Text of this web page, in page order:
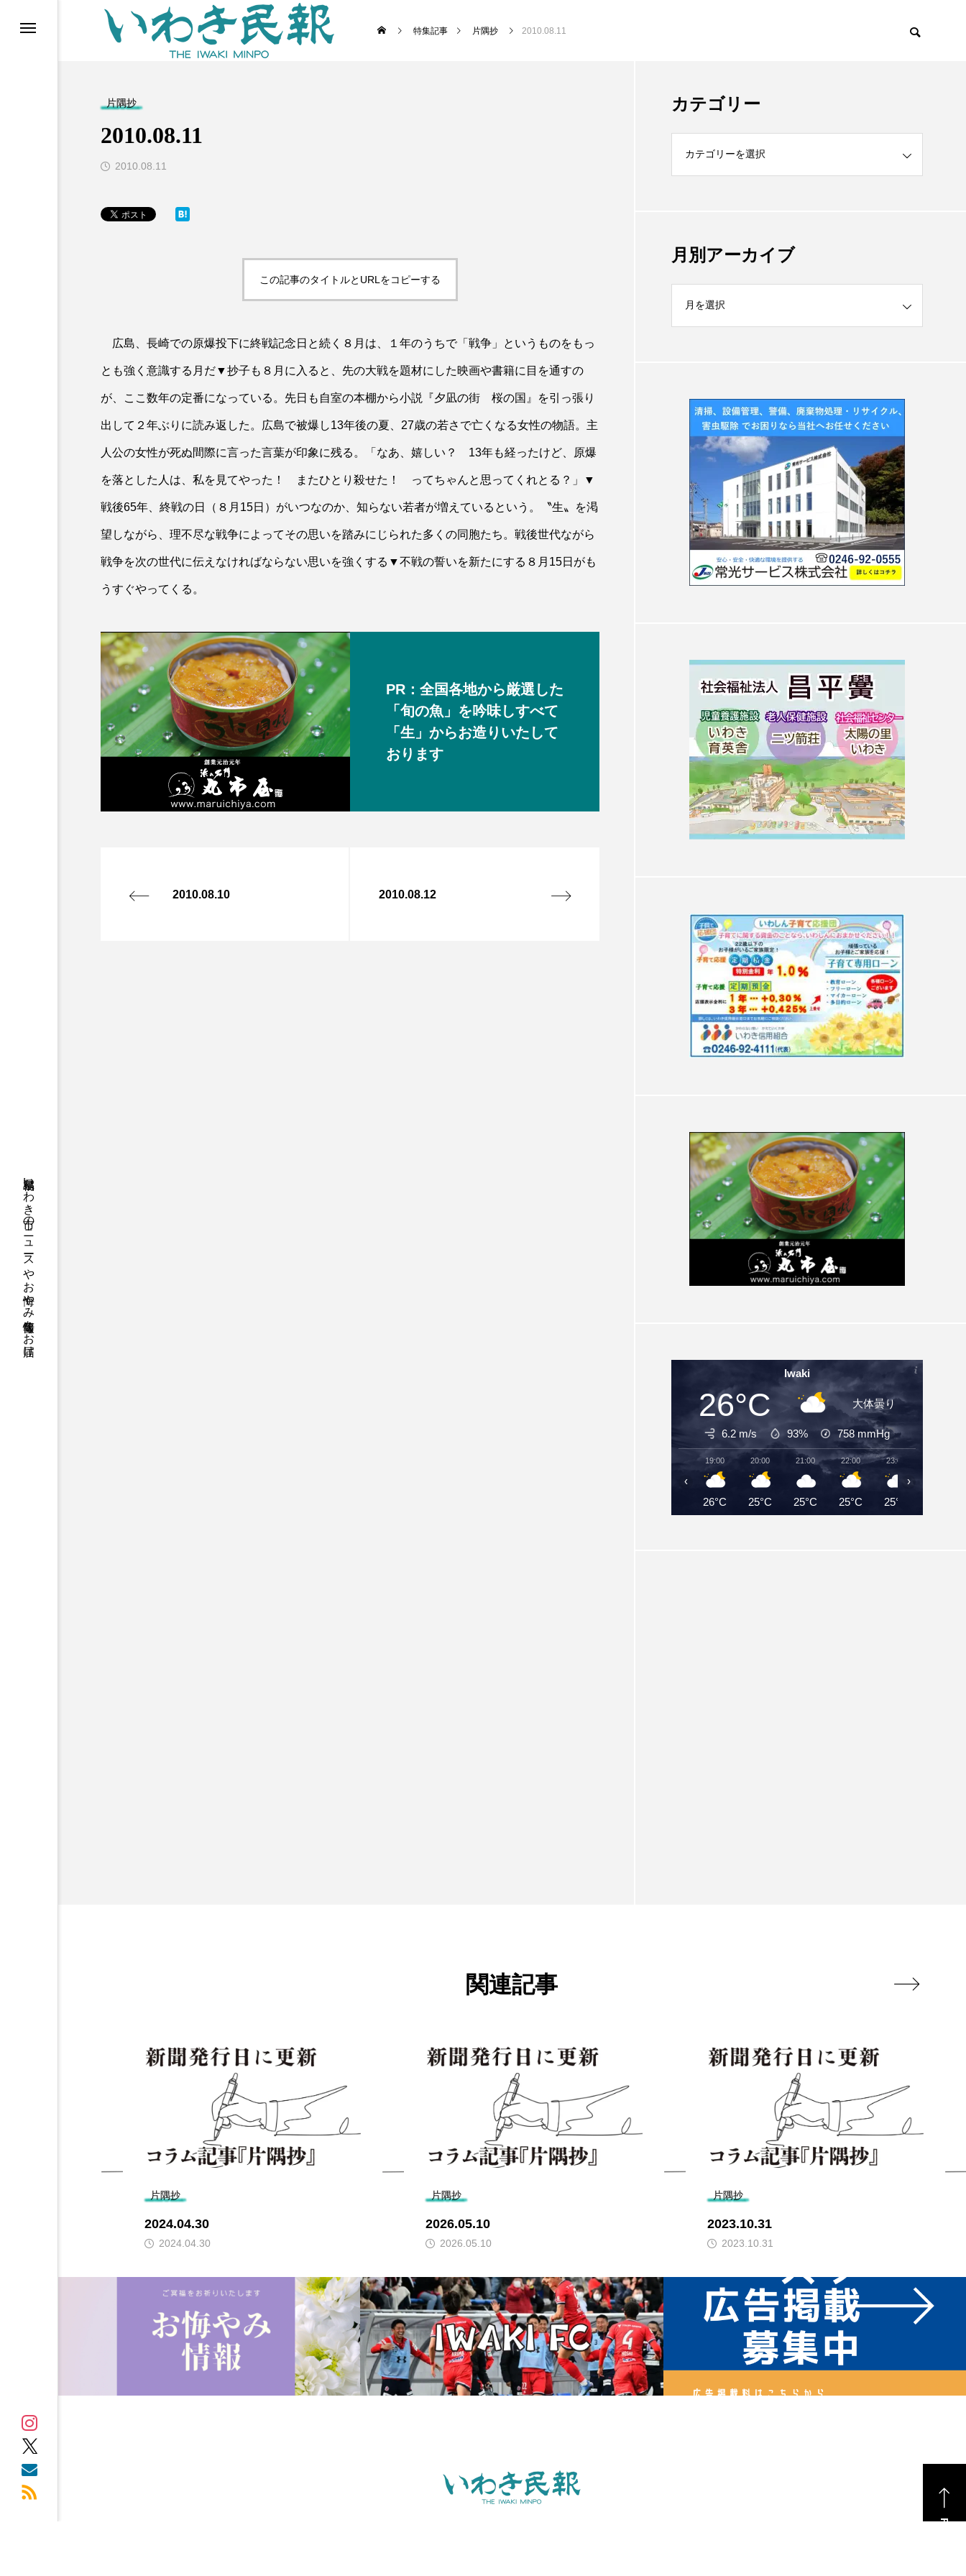
福島県いわき市のニュースやお悔やみ情報等をお届け
特集記事 片隅抄 2010.08.11
片隅抄
2010.08.11
2010.08.11
この記事のタイトルとURLをコピーする
広島、長崎での原爆投下に終戦記念日と続く８月は、１年のうちで「戦争」というものをもっ
とも強く意識する月だ▼抄子も８月に入ると、先の大戦を題材にした映画や書籍に目を通すの
が、ここ数年の定番になっている。先日も自室の本棚から小説『夕凪の街 桜の国』を引っ張り
出して２年ぶりに読み返した。広島で被爆し13年後の夏、27歳の若さで亡くなる女性の物語。主
人公の女性が死ぬ間際に言った言葉が印象に残る。「なあ、嬉しい？ 13年も経ったけど、原爆
を落とした人は、私を見てやった！ またひとり殺せた！ ってちゃんと思ってくれとる？」▼
戦後65年、終戦の日（８月15日）がいつなのか、知らない若者が増えているという。〝生〟を渇
望しながら、理不尽な戦争によってその思いを踏みにじられた多くの同胞たち。戦後世代ながら
戦争を次の世代に伝えなければならない思いを強くする▼不戦の誓いを新たにする８月15日がも
うすぐやってくる。
PR：全国各地から厳選した
「旬の魚」を吟味しすべて
「生」からお造りいたして
おります
2010.08.10 2010.08.12
カテゴリー
月別アーカイブ
Iwaki
26°C 大体曇り
6.2 m/s 93% 758 mmHg
19:00
26°C
20:00
25°C
21:00
25°C
22:00
25°C
23:00
25°C
‹ ›
関連記事
片隅抄
2024.04.30
2024.04.30
片隅抄
2026.05.10
2026.05.10
片隅抄
2023.10.31
2023.10.31
